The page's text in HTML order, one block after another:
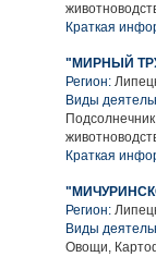
Краткая
"МИРНЫЙ
Регион:
Виды
Краткая
Регион:
Виды
Овощи,